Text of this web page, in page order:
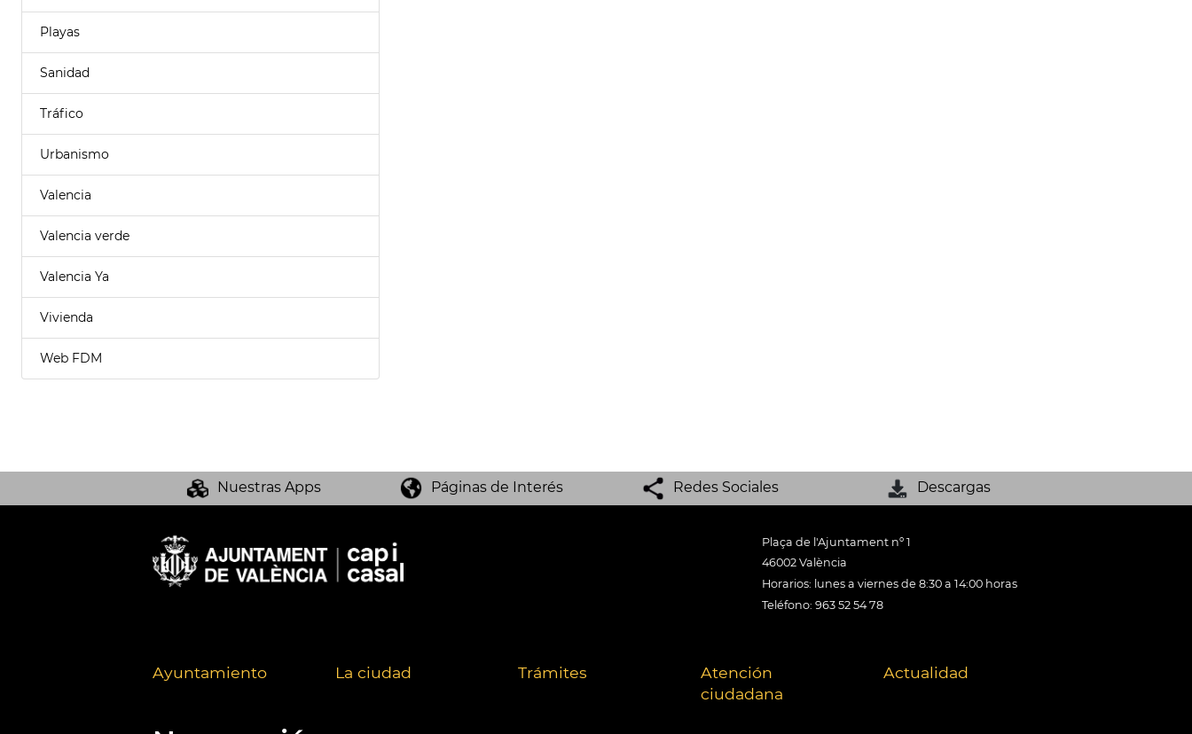
Playas
Sanidad
Tráfico
Urbanismo
Valencia
Valencia verde
Valencia Ya
Vivienda
Web FDM
Nuestras Apps Páginas de Interés Redes Sociales Descargas
Plaça de l'Ajuntament nº 1
46002 València
Horarios: lunes a viernes de 8:30 a 14:00 horas
Teléfono: 963 52 54 78
Ayuntamiento La ciudad Trámites
Atención
ciudadana
Actualidad